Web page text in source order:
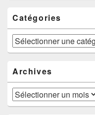
Catégories
Catégories
Archives
Archives